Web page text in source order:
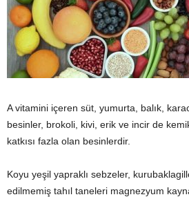
A vitamini içeren süt, yumurta, balık,
besinler, brokoli, kivi, erik ve incir de
katkısı fazla olan besinlerdir.
Koyu yeşil yapraklı sebzeler,
edilmemiş tahıl taneleri magnezyum